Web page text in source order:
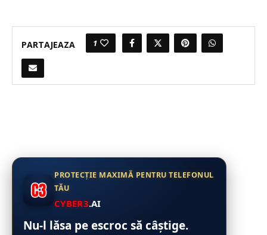
PARTAJEAZA 1
PROTECȚIE MAXIMĂ PENTRU TELEFONUL
TĂU
CYBER3.AI
Nu-l lăsa pe escroc să câștige.